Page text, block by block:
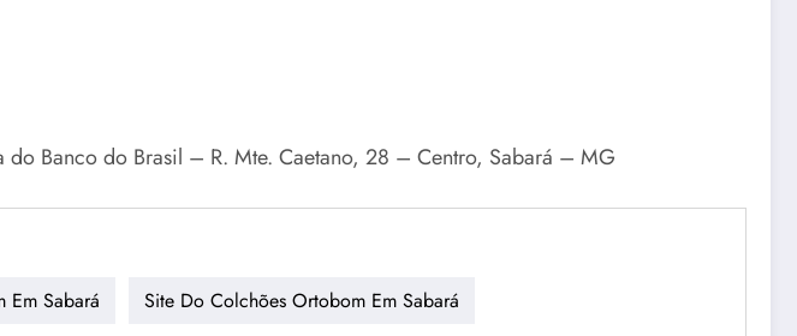
do Banco do Brasil – R. Mte. Caetano, 28 – Centro, Sabará – MG
Em Sabará Site Do Colchões Ortobom Em Sabará